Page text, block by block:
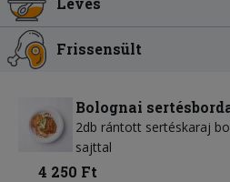
Frissensült
Bolognai
2db rántott sertéskaraj
sajttal
4 250 Ft